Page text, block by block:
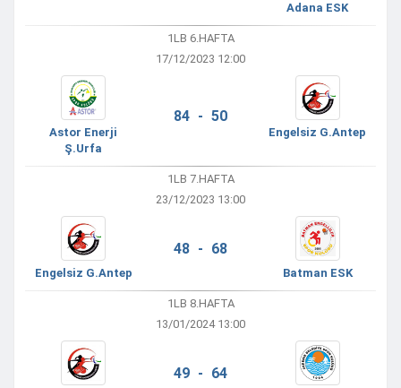
Adana ESK
1LB 6.HAFTA
17/12/2023 12:00
Astor Enerji
Ş.Urfa
84 - 50
Engelsiz G.Antep
1LB 7.HAFTA
23/12/2023 13:00
Engelsiz G.Antep
48 - 68
Batman ESK
1LB 8.HAFTA
13/01/2024 13:00
49 - 64